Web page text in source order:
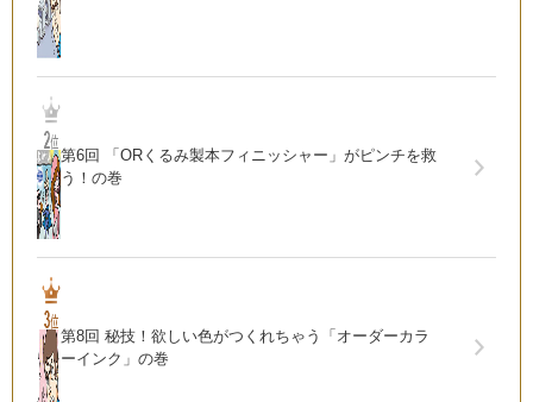
第6回 「ORくるみ製本フィニッシャー」がピンチを救
う！の巻
第8回 秘技！欲しい色がつくれちゃう「オーダーカラ
ーインク」の巻